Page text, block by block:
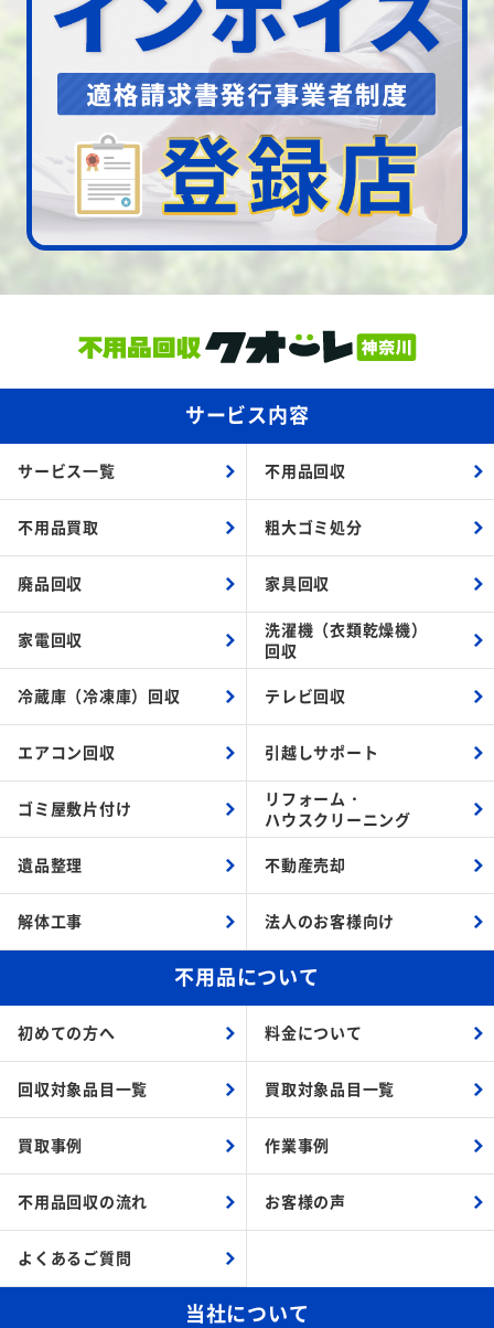
サービス内容
サービス一覧 不用品回収
不用品買取 粗大ゴミ処分
廃品回収 家具回収
家電回収
洗濯機（衣類乾燥機）
回収
冷蔵庫（冷凍庫）回収 テレビ回収
エアコン回収 引越しサポート
ゴミ屋敷片付け
リフォーム・
ハウスクリーニング
遺品整理 不動産売却
解体工事 法人のお客様向け
不用品について
初めての方へ 料金について
回収対象品目一覧 買取対象品目一覧
買取事例 作業事例
不用品回収の流れ お客様の声
よくあるご質問
当社について